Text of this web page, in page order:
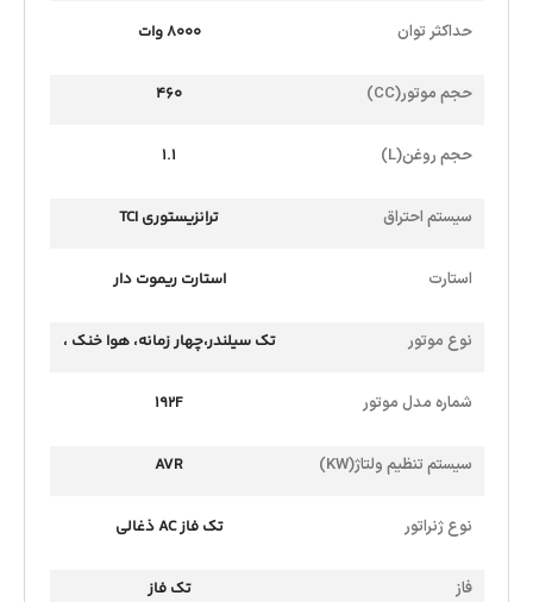
حداکثر توان 8000 وات
حجم موتور(CC) 460
حجم روغن(L) 1.1
سیستم احتراق ترانزیستوری TCI
استارت استارت ریموت دار
نوع موتور تک سیلندر،چهار زمانه، هوا خنک ،
شماره مدل موتور 192F
سیستم تنظیم ولتاژ(KW) AVR
نوع ژنراتور تک فاز AC ذغالی
فاز تک فاز